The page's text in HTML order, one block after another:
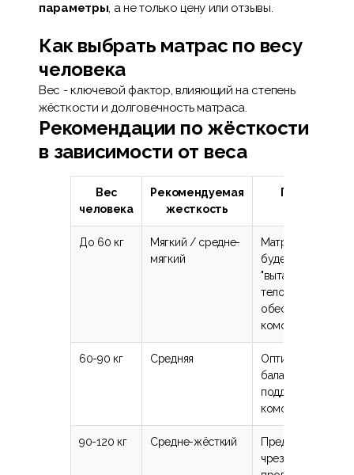
параметры, а не только цену или отзывы.
Как выбрать матрас по весу
человека
Вес - ключевой фактор, влияющий на степень
жёсткости и долговечность матраса.
Рекомендации по жёсткости
в зависимости от веса
Вес
человека
Рекомендуемая
жесткость
Почему
До 60 кг
Мягкий / средне-
мягкий
Матрас не
будет
"выталкивать"
тело,
обеспечивая
комфорт
60-90 кг Средняя
Оптимальный
баланс
поддержки и
комфорта
90-120 кг Средне-жёсткий
Предотвращает
чрезмерное